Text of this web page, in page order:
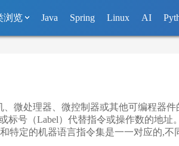
浏览 Java Spring Linux AI
、微处理器、微控制器或其他可编程器
标号（Label）代替指令或操作数的地
特定的机器语言指令集是一一对应的,不